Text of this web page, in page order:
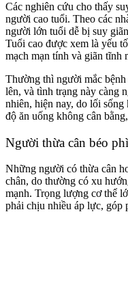
Các nghiên cứu cho thấy
người cao tuổi. Theo các
người lớn tuổi dễ bị suy
Tuổi cao được xem là yếu
mạch mạn tính và giãn tĩnh
Thường thì người mắc
lên, và tình trạng này càng
nhiên, hiện nay, do lối
độ ăn uống không cân
Người thừa cân béo phì
Những người có thừa cân
chân, do thường có xu
mạnh. Trọng lượng cơ thể
phải chịu nhiều áp lực, góp